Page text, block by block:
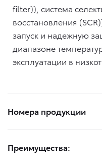
filter)), система
восстановления
запуск и надежную
диапазоне
эксплуатации в
Номера продукции
Преимущества: